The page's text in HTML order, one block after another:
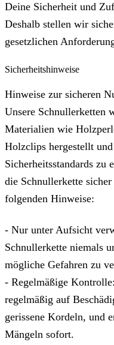
Deine Sicherheit und
Deshalb stellen wir
gesetzlichen
Sicherheitshinweise
Hinweise zur sicheren
Unsere Schnullerketten
Materialien wie
Holzclips hergestellt
Sicherheitsstandards
die Schnullerkette
folgenden Hinweise:
- Nur unter Aufsicht
Schnullerkette niemals
mögliche Gefahren zu
- Regelmäßige
regelmäßig auf
gerissene Kordeln, und
Mängeln sofort.